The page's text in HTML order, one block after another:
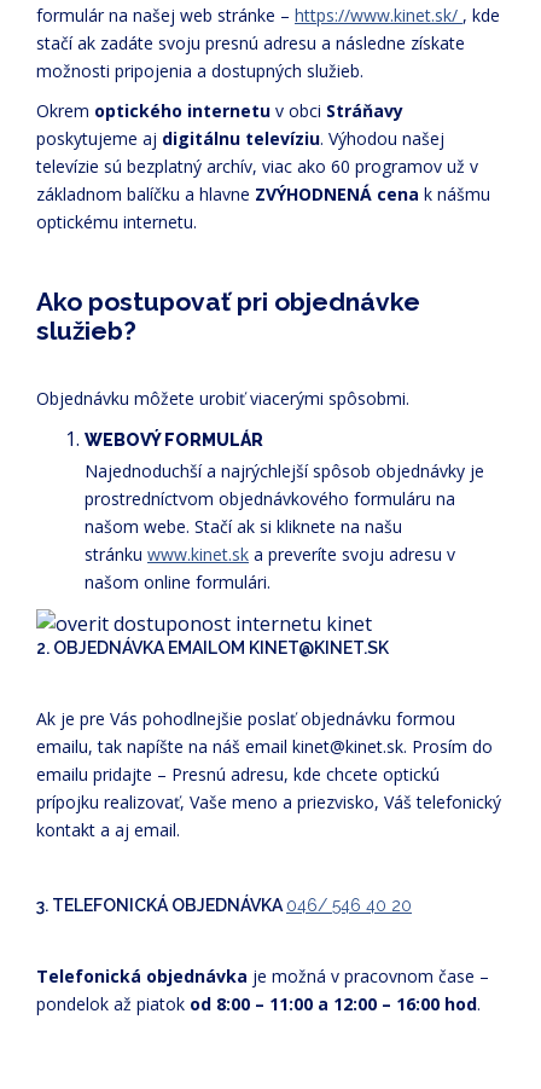
formulár na našej web stránke – https://www.kinet.sk/ , kde
stačí ak zadáte svoju presnú adresu a následne získate
možnosti pripojenia a dostupných služieb.
Okrem optického internetu v obci Stráňavy
poskytujeme aj digitálnu televíziu. Výhodou našej
televízie sú bezplatný archív, viac ako 60 programov už v
základnom balíčku a hlavne ZVÝHODNENÁ cena k nášmu
optickému internetu.
Ako postupovať pri objednávke
služieb?
Objednávku môžete urobiť viacerými spôsobmi.
WEBOVÝ FORMULÁR
Najednoduchší a najrýchlejší spôsob objednávky je
prostredníctvom objednávkového formuláru na
našom webe. Stačí ak si kliknete na našu
stránku www.kinet.sk a preveríte svoju adresu v
našom online formulári.
2. OBJEDNÁVKA EMAILOM KINET@KINET.SK
Ak je pre Vás pohodlnejšie poslať objednávku formou
emailu, tak napíšte na náš email kinet@kinet.sk. Prosím do
emailu pridajte – Presnú adresu, kde chcete optickú
prípojku realizovať, Vaše meno a priezvisko, Váš telefonický
kontakt a aj email.
3. TELEFONICKÁ OBJEDNÁVKA046/ 546 40 20
Telefonická objednávka je možná v pracovnom čase –
pondelok až piatok od 8:00 – 11:00 a 12:00 – 16:00 hod.